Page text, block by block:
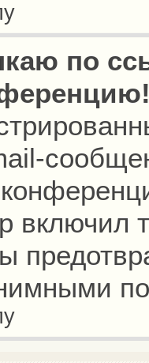
по
включил